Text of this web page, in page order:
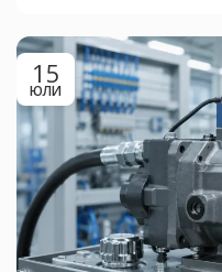
15
ЮЛИ